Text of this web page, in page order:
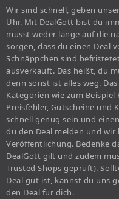
Wir sind schnell, geben
Uhr. Mit DealGott bist du
musst weder lange auf die
sorgen, dass du einen Deal
Schnäppchen sind
ausverkauft. Das heißt, du
denn sonst ist alles weg.
Kategorien wie zum
Preisfehler, Gutscheine und
schnell genug sein und
du den Deal melden und
Veröffentlichung. Bedenke
DealGott gilt und zudem
Trusted Shops geprüft).
Deal gut ist, kannst du uns
den Deal für dich.